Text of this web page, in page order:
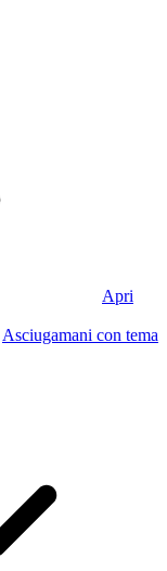
Apri
Asciugamani con tema